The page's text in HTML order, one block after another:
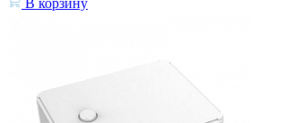
В корзину